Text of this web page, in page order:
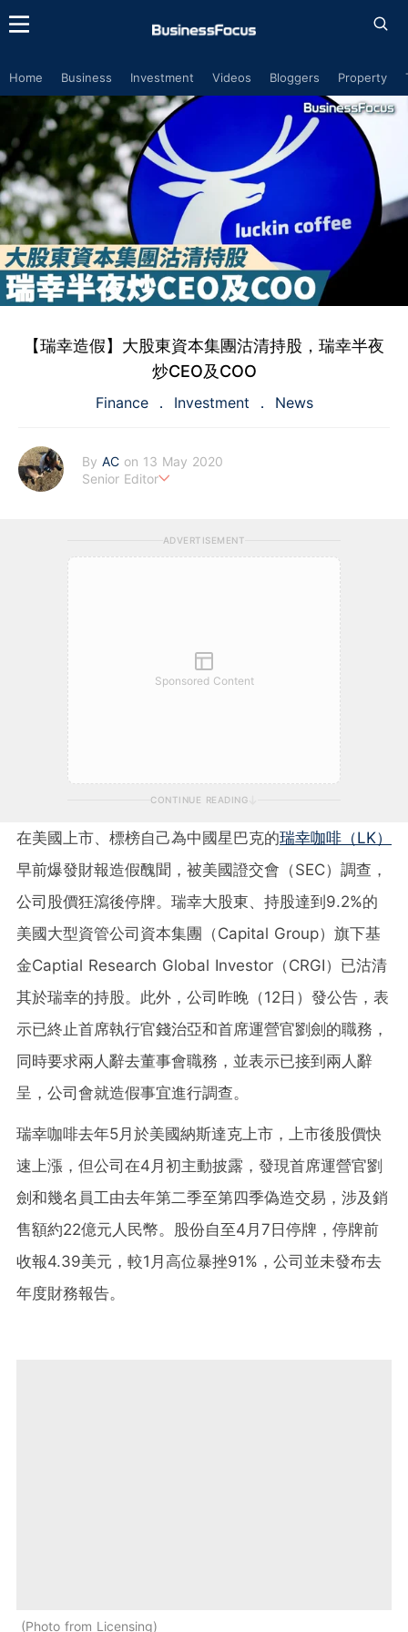
Home Business Investment Videos Bloggers Property
【瑞幸造假】大股東資本集團沽清持股，瑞幸半夜
炒CEO及COO
Finance Investment News
By AC on 13 May 2020
Senior Editor
ADVERTISEMENT
Sponsored Content
CONTINUE READING
在美國上市、標榜自己為中國星巴克的瑞幸咖啡（LK）
早前爆發財報造假醜聞，被美國證交會（SEC）調查，
公司股價狂瀉後停牌。瑞幸大股東、持股達到9.2%的
美國大型資管公司資本集團（Capital Group）旗下基
金Captial Research Global Investor（CRGI）已沽清
其於瑞幸的持股。此外，公司昨晚（12日）發公告，表
示已終止首席執行官錢治亞和首席運營官劉劍的職務，
同時要求兩人辭去董事會職務，並表示已接到兩人辭
呈，公司會就造假事宜進行調查。
瑞幸咖啡去年5月於美國納斯達克上市，上市後股價快
速上漲，但公司在4月初主動披露，發現首席運營官劉
劍和幾名員工由去年第二季至第四季偽造交易，涉及銷
售額約22億元人民幣。股份自至4月7日停牌，停牌前
收報4.39美元，較1月高位暴挫91%，公司並未發布去
年度財務報告。
Photo from Licensing